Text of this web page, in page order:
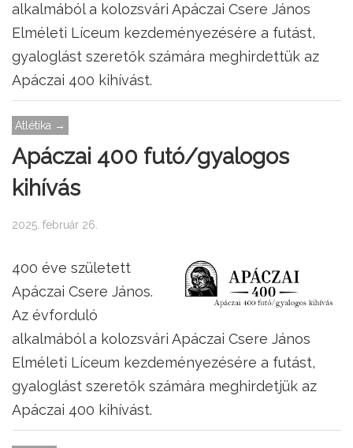
alkalmából a kolozsvári Apáczai Csere János
Elméleti Líceum kezdeményezésére a futást,
gyaloglást szeretők számára meghirdettük az
Apáczai 400 kihívást.
Atlétika →
Apáczai 400 futó/gyalogos
kihívás
2025. február 26.
400 éve született
Apáczai Csere János.
Az évforduló
alkalmából a kolozsvári Apáczai Csere János
Elméleti Líceum kezdeményezésére a futást,
gyaloglást szeretők számára meghirdetjük az
Apáczai 400 kihívást.